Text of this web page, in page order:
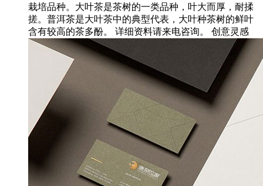
栽培品种。大叶茶是茶树的一类品种，叶大而厚，耐揉
搓。普洱茶是大叶茶中的典型代表，大叶种茶树的鲜叶
含有较高的茶多酚。 详细资料请来电咨询。 创意灵感